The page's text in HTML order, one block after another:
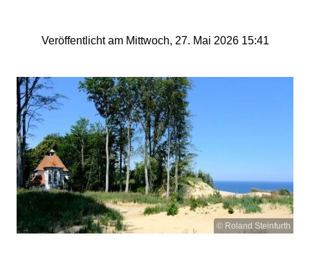
Veröffentlicht am Mittwoch, 27. Mai 2026 15:41
© Roland Steinfurth